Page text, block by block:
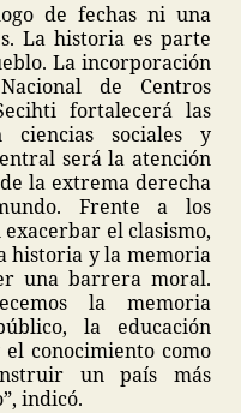
de fechas ni una
La historia es parte
La incorporación
de Centros
fortalecerá las
ciencias sociales y
será la atención
la extrema derecha
Frente a los
el clasismo,
historia y la memoria
una barrera moral.
la memoria
la educación
conocimiento como
un país más
indicó.